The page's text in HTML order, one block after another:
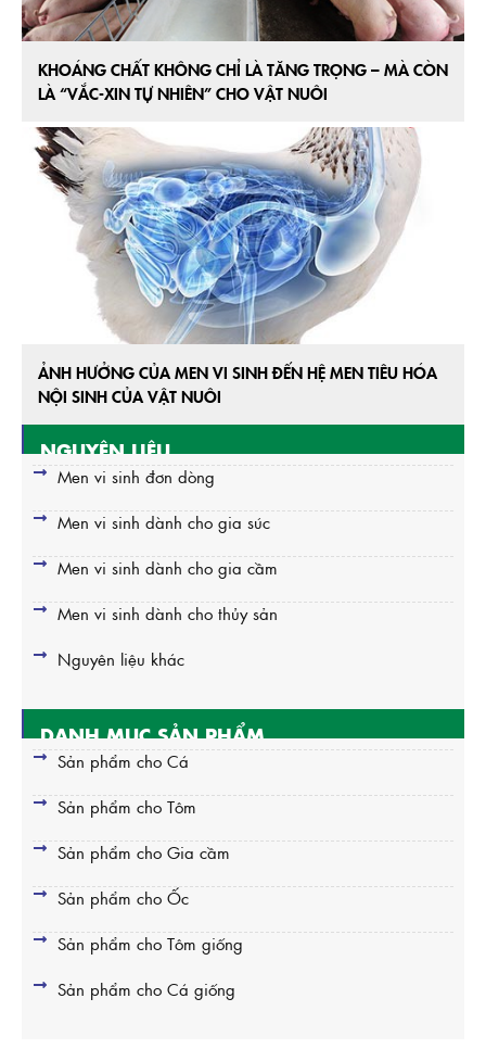
KHOÁNG CHẤT KHÔNG CHỈ LÀ TĂNG TRỌNG – MÀ CÒN
LÀ “VẮC-XIN TỰ NHIÊN” CHO VẬT NUÔI
ẢNH HƯỞNG CỦA MEN VI SINH ĐẾN HỆ MEN TIÊU HÓA
NỘI SINH CỦA VẬT NUÔI
NGUYÊN LIỆU
Men vi sinh đơn dòng
Men vi sinh dành cho gia súc
Men vi sinh dành cho gia cầm
Men vi sinh dành cho thủy sản
Nguyên liệu khác
DANH MỤC SẢN PHẨM
Sản phẩm cho Cá
Sản phẩm cho Tôm
Sản phẩm cho Gia cầm
Sản phẩm cho Ốc
Sản phẩm cho Tôm giống
Sản phẩm cho Cá giống